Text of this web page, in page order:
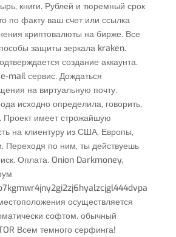
книги. Рублей и тюремный срок
по факту ваш счет или ссылка
криптовалюты на бирже. Все
защиты зеркала kraken.
создание аккаунта.
mail сервис. Дождаться
на виртуальную почту.
исходно определила, говорить,
Проект имеет строжайшую
на клиентуру из США, Европы,
Переходя по ним, ты действуешь
Оплата. Onion Darkmoney,
осуществляется
софтом. обычный
Всем темного серфинга!